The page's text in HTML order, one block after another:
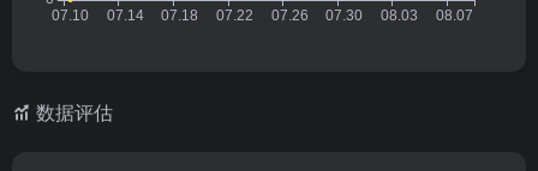
数据评估